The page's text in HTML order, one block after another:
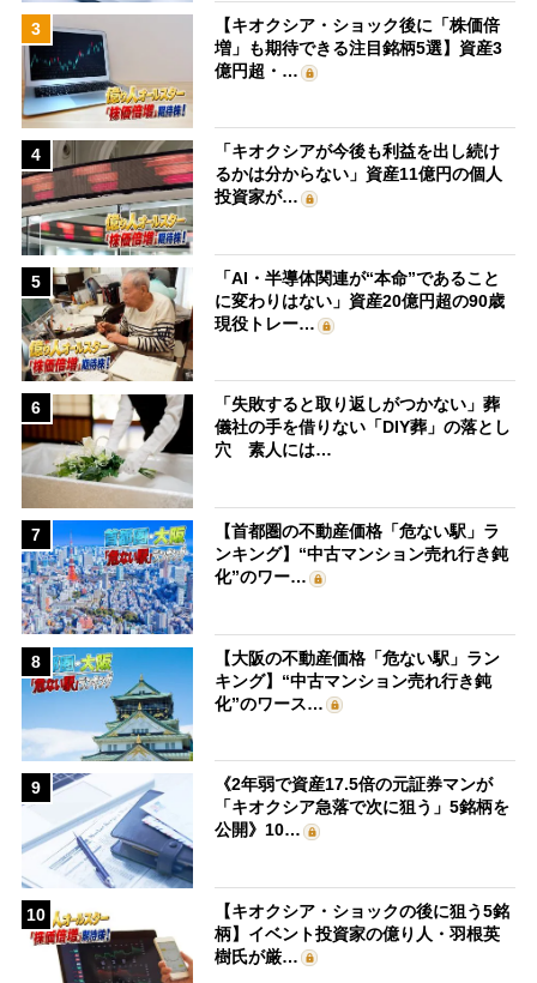
3
【キオクシア・ショック後に「株価倍
増」も期待できる注目銘柄5選】資産3
億円超・…
4
「キオクシアが今後も利益を出し続け
るかは分からない」資産11億円の個人
投資家が…
5
「AI・半導体関連が“本命”であること
に変わりはない」資産20億円超の90歳
現役トレー…
6
「失敗すると取り返しがつかない」葬
儀社の手を借りない「DIY葬」の落とし
穴 素人には…
7
【首都圏の不動産価格「危ない駅」ラ
ンキング】“中古マンション売れ行き鈍
化”のワー…
8
【大阪の不動産価格「危ない駅」ラン
キング】“中古マンション売れ行き鈍
化”のワース…
9
《2年弱で資産17.5倍の元証券マンが
「キオクシア急落で次に狙う」5銘柄を
公開》10…
10
【キオクシア・ショックの後に狙う5銘
柄】イベント投資家の億り人・羽根英
樹氏が厳…